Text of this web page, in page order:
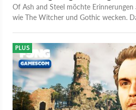
Of Ash and Steel möchte Erinnerungen
wie The Witcher und Gothic wecken.
PLUS